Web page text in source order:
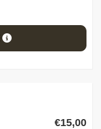
€15,00